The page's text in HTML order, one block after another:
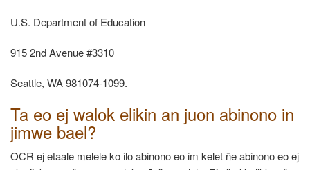
U.S. Department of Education
915 2nd Avenue #3310
Seattle, WA 981074-1099.
Ta eo ej walok elikin an juon abinono in
jimwe bael?
OCR ej etaale melele ko ilo abinono eo im kelet ñe abinono eo ej